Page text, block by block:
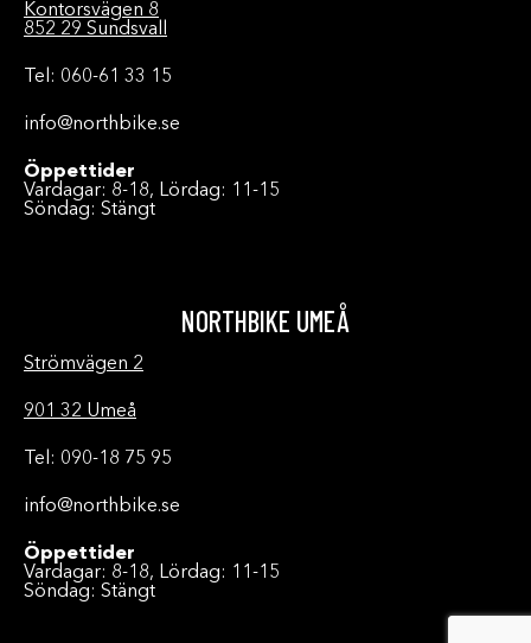
Kontorsvägen 8
852 29 Sundsvall
Tel: 060-61 33 15
info@northbike.se
Öppettider
Vardagar: 8-18, Lördag: 11-15
Söndag: Stängt
NORTHBIKE UMEÅ
Strömvägen 2
901 32 Umeå
Tel: 090-18 75 95
info@northbike.se
Öppettider
Vardagar: 8-18, Lördag: 11-15
Söndag: Stängt